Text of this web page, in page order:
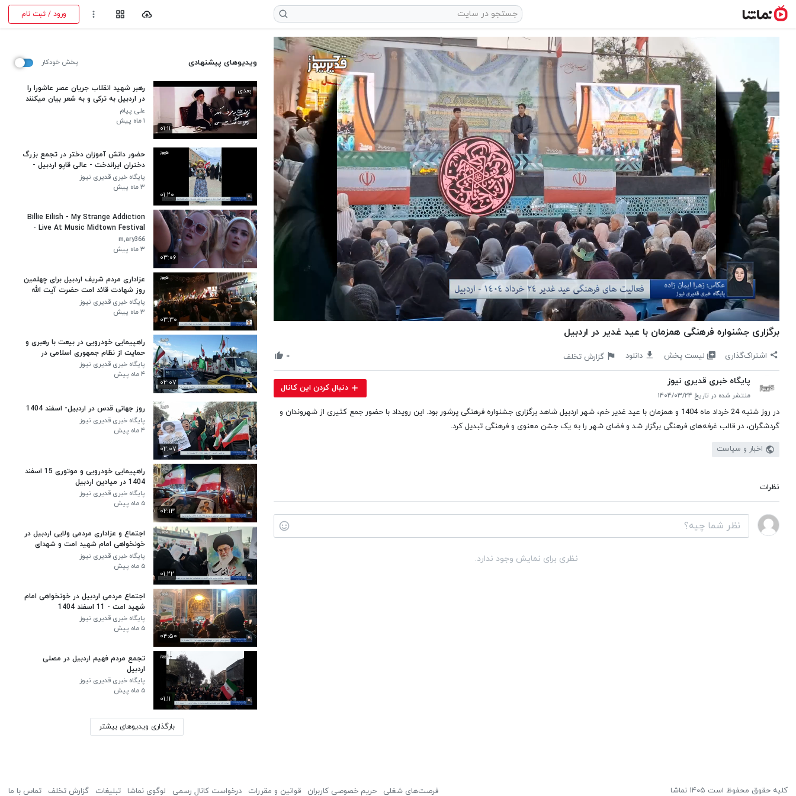
ورود / ثبت نام
برگزاری جشنواره فرهنگی همزمان با عید غدیر در اردبیل
اشتراک‌گذاری لیست پخش دانلود گزارش تخلف ۰
پایگاه خبری قدیری نیوز
منتشر شده در تاریخ ۱۴۰۴/۰۳/۲۴
دنبال کردن این کانال
در روز شنبه 24 خرداد ماه 1404 و همزمان با عید غدیر خم، شهر اردبیل شاهد برگزاری جشنواره فرهنگی پرشور بود. این رویداد با حضور جمع کثیری از شهروندان و
گردشگران، در قالب غرفه‌های فرهنگی برگزار شد و فضای شهر را به یک جشن معنوی و فرهنگی تبدیل کرد.
اخبار و سیاست
نظرات
نظری برای نمایش وجود ندارد.
ویدیوهای پیشنهادی پخش خودکار
۰۱:۱۱
بعدی
رهبر شهید انقلاب جریان عصر عاشورا را
در اردبیل به ترکی و به شعر بیان میکنند
علی پیام
۱ ماه پیش
۰۱:۲۰
حضور دانش آموزان دختر در تجمع بزرگ
دختران ایراندخت - عالی قاپو اردبیل -
30 فروردین 1405
پایگاه خبری قدیری نیوز
۳ ماه پیش
۰۳:۰۶
Billie Eilish - My Strange Addiction
- Live At Music Midtown Festival
2019 HD
m,ary366
۳ ماه پیش
۰۳:۳۰
عزاداری مردم شریف اردبیل برای چهلمین
روز شهادت قائد امت حضرت آیت الله
العظمی امام خامنه ای
پایگاه خبری قدیری نیوز
۳ ماه پیش
۰۲:۰۷
راهپیمایی خودرویی در بیعت با رهبری و
حمایت از نظام جمهوری اسلامی در
اردبیل
پایگاه خبری قدیری نیوز
۴ ماه پیش
۰۲:۰۷
روز جهانی قدس در اردبیل- اسفند 1404
پایگاه خبری قدیری نیوز
۴ ماه پیش
۰۲:۱۳
راهپیمایی خودرویی و موتوری 15 اسفند
1404 در میادین اردبیل
پایگاه خبری قدیری نیوز
۵ ماه پیش
۰۱:۲۲
اجتماع و عزاداری مردمی ولایی اردبیل در
خونخواهی امام شهید امت و شهدای
وطن
پایگاه خبری قدیری نیوز
۵ ماه پیش
۰۴:۵۰
اجتماع مردمی اردبیل در خونخواهی امام
شهید امت - 11 اسفند 1404
پایگاه خبری قدیری نیوز
۵ ماه پیش
۰۱:۱۱
تجمع مردم فهیم اردبیل در مصلی
اردبیل
پایگاه خبری قدیری نیوز
۵ ماه پیش
بارگذاری ویدیوهای بیشتر
کلیه حقوق محفوظ است ۱۴۰۵ نماشا فرصت‌های شغلی حریم خصوصی کاربران قوانین و مقررات درخواست کانال رسمی لوگوی نماشا تبلیغات گزارش تخلف تماس با ما